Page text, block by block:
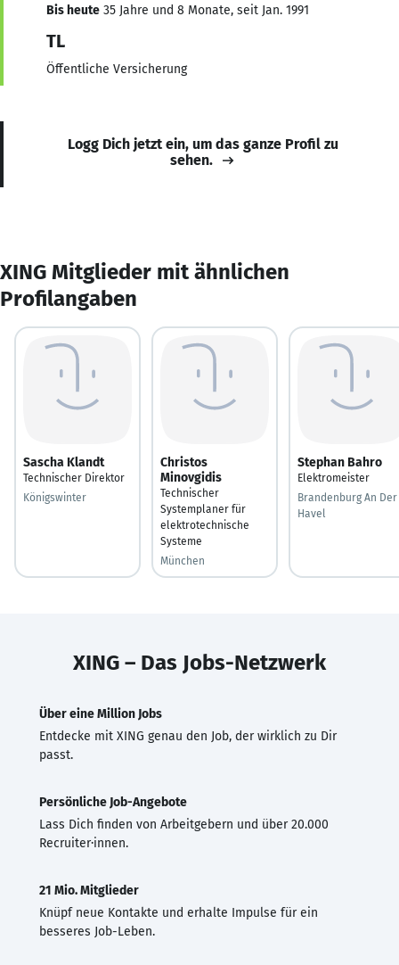
Bis heute 35 Jahre und 8 Monate, seit Jan. 1991
TL
Öffentliche Versicherung
Logg Dich jetzt ein, um das ganze Profil zu
sehen.
XING Mitglieder mit ähnlichen
Profilangaben
Sascha Klandt
Technischer Direktor
Königswinter
Christos
Minovgidis
Technischer
Systemplaner für
elektrotechnische
Systeme
München
Stephan Bahro
Elektromeister
Brandenburg An Der
Havel
XING – Das Jobs-Netzwerk
Über eine Million Jobs
Entdecke mit XING genau den Job, der wirklich zu Dir
passt.
Persönliche Job-Angebote
Lass Dich finden von Arbeitgebern und über 20.000
Recruiter·innen.
21 Mio. Mitglieder
Knüpf neue Kontakte und erhalte Impulse für ein
besseres Job-Leben.